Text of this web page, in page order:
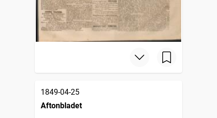
1849-04-25
Aftonbladet